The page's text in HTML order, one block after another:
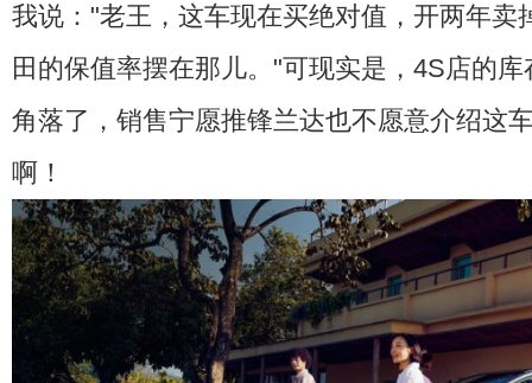
我说："老王，这车现在买绝对值，开两年卖
田的保值率摆在那儿。"可现实是，4S店的
角落了，销售宁愿推锋兰达也不愿意介绍这
啊！